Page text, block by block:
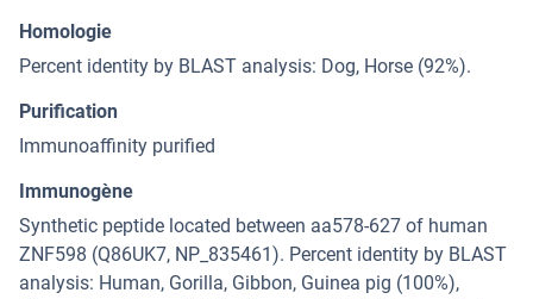
Homologie
Percent identity by BLAST analysis: Dog, Horse (92%).
Purification
Immunoaffinity purified
Immunogène
Synthetic peptide located between aa578-627 of human
ZNF598 (Q86UK7, NP_835461). Percent identity by BLAST
analysis: Human, Gorilla, Gibbon, Guinea pig (100%),